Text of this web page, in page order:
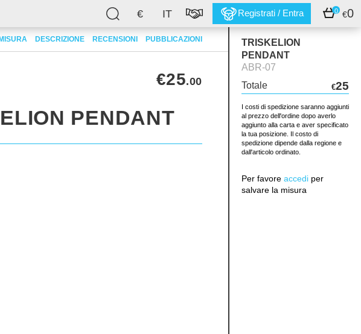
€ IT Registrati / Entra 0 €0
DESCRIZIONE RECENSIONI PUBBLICAZIONI
TRISKELION
PENDANT
ABR-07
Totale
€25
I costi di spedizione saranno aggiunti
al prezzo dell'ordine dopo averlo
aggiunto alla carta e aver specificato
la tua posizione. Il costo di
spedizione dipende dalla regione e
dall'articolo ordinato.
Per favore accedi per
salvare la misura
€25.00
PENDANT